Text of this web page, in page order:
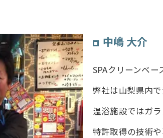
中嶋 大介
SPAクリーンベー
弊社は山梨県内
温浴施設ではガ
特許取得の技術